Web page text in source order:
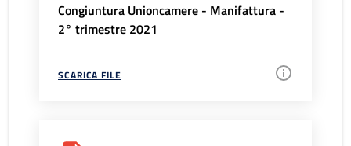
Congiuntura Unioncamere - Manifattura -
2° trimestre 2021
SCARICA FILE